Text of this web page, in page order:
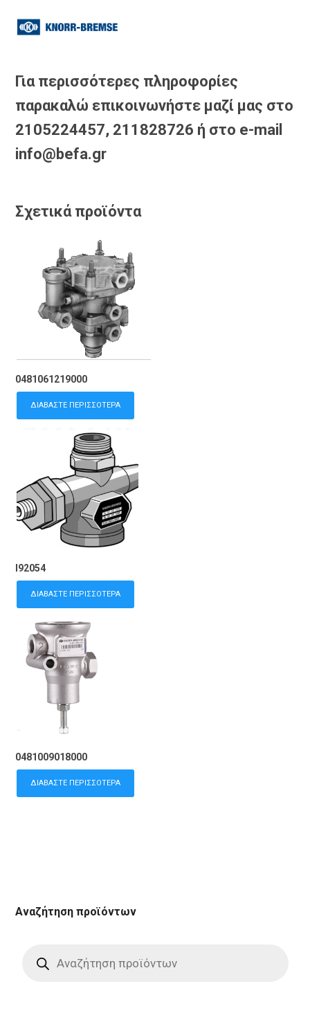
Για περισσότερες πληροφορίες
παρακαλώ επικοινωνήστε μαζί μας στο
2105224457, 211828726 ή στο e-mail
info@befa.gr
Σχετικά προϊόντα
0481061219000
ΔΙΑΒΆΣΤΕ ΠΕΡΙΣΣΌΤΕΡΑ
I92054
ΔΙΑΒΆΣΤΕ ΠΕΡΙΣΣΌΤΕΡΑ
0481009018000
ΔΙΑΒΆΣΤΕ ΠΕΡΙΣΣΌΤΕΡΑ
Αναζήτηση προϊόντων
search